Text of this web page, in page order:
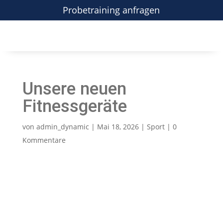
Probetraining anfragen
Unsere neuen
Fitnessgeräte
von admin_dynamic | Mai 18, 2026| Sport| 0
Kommentare